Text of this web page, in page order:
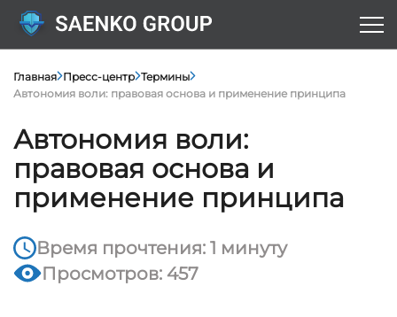
Главная Пресс-центр Термины
Автономия воли: правовая основа и применение принципа
Автономия воли:
правовая основа и
применение принципа
Время прочтения: 1 минуту
Просмотров: 457